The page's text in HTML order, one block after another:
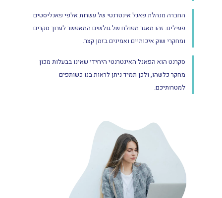
החברה מנהלת פאנל אינטרנטי של עשרות אלפי פאנליסטים
פעילים. זהו מאגר מפולח של גולשים המאפשר לערוך סקרים
ומחקרי שוק איכותיים ואמינים בזמן קצר.
סקרנט הוא הפאנל האינטרנטי היחידי שאינו בבעלות מכון
מחקר כלשהו, ולכן תמיד ניתן לראות בנו כשותפים
למטרותיכם.